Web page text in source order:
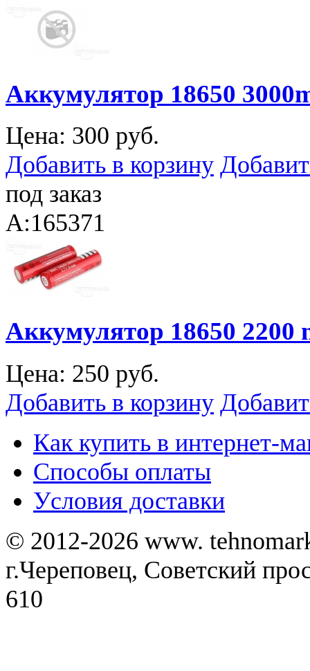
Аккумулятор 18650
Цена: 300 руб.
Добавить в корзину
под заказ
A:165371
Аккумулятор 18650 2200
Цена: 250 руб.
Добавить в корзину
Как купить в интернет-
Способы оплаты
Уcловия доставки
© 2012-2026 www.
г.Череповец, Советский
610